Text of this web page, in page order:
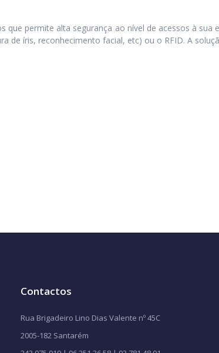
permite alta segurança ao nível de acessos à
íris, reconhecimento facial, etc) ou o RFID. A
Contactos
Rua Brigadeiro Lino Dias Valente nº 45C
2005-182 Santarém